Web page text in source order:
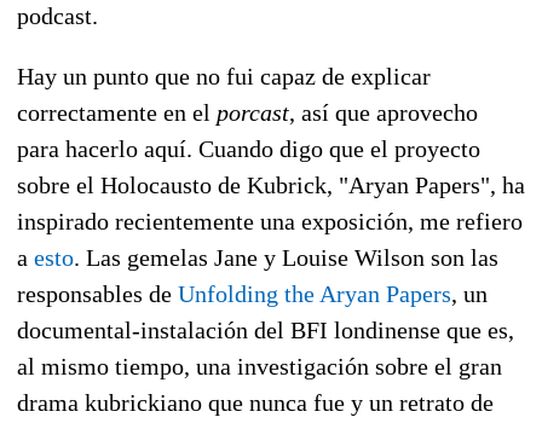
podcast.
Hay un punto que no fui capaz de explicar
correctamente en el porcast, así que aprovecho
para hacerlo aquí. Cuando digo que el proyecto
sobre el Holocausto de Kubrick, "Aryan Papers", ha
inspirado recientemente una exposición, me refiero
a esto. Las gemelas Jane y Louise Wilson son las
responsables de Unfolding the Aryan Papers, un
documental-instalación del BFI londinense que es,
al mismo tiempo, una investigación sobre el gran
drama kubrickiano que nunca fue y un retrato de